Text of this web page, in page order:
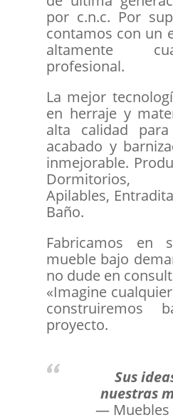
por c.n.c. Por
contamos con un
altamente
profesional.
La mejor
en herraje y
alta calidad
acabado y
inmejorable.
Dormitorios,
Apilables,
Baño.
Fabricamos en
mueble bajo
no dude en
«Imagine
construiremos
proyecto.
Sus
nuestras
Muebles